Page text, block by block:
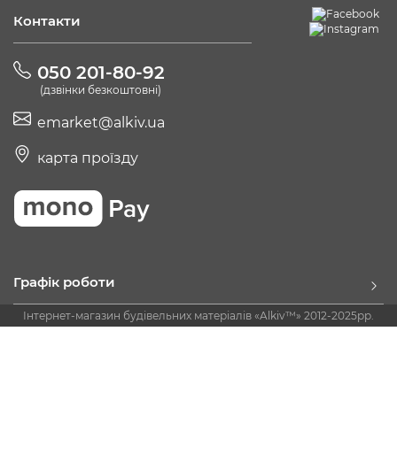
Контакти
050 201-80-92
(дзвінки безкоштовні)
emarket@alkiv.ua
карта проїзду
Графік роботи
Інтернет-магазин будівельних матеріалів «Alkiv™» 2012-2025рр.